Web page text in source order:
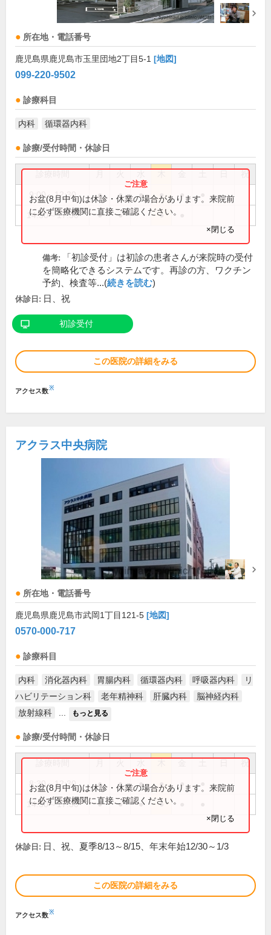
所在地・電話番号
鹿児島県鹿児島市玉里団地2丁目5-1 [地図]
099-220-9502
診療科目
内科 循環器内科
診療/受付時間・休診日
祝
9:00～12:30 ● ● ● ● ●
14:30～17:30 ● ● ●
お盆(8月中旬)は休診・休業の場合があります。来院前
に必ず医療機関に直接ご確認ください。
×閉じる
備考:
「初診受付」は初診の患者さんが来院時の受付
を簡略化できるシステムです。再診の方、ワクチン
予約、検査等...(続きを読む)
休診日: 日、祝
初診受付
この医院の詳細をみる
アクセス数※
アクラス中央病院
所在地・電話番号
鹿児島県鹿児島市武岡1丁目121-5 [地図]
0570-000-717
診療科目
内科 消化器内科 胃腸内科 循環器内科 呼吸器内科
リ
ハビリテーション科
老年精神科 肝臓内科
脳神経内科
放射線科
もっと見る
診療/受付時間・休診日
祝
8:30～12:30 ● ● ● ● ●
14:30～17:30 ● ● ● ●
お盆(8月中旬)は休診・休業の場合があります。来院前
に必ず医療機関に直接ご確認ください。
×閉じる
休診日: 日、祝、夏季8/13～8/15、年末年始12/30～1/3
この医院の詳細をみる
アクセス数※